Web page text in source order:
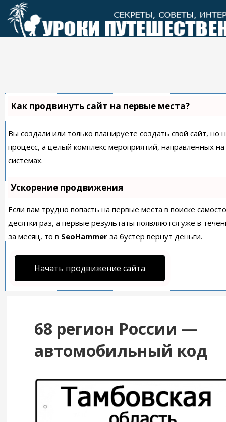
Перейти
контенту
Как продвинуть сайт на первые места?
Вы создали или только планируете создать свой сайт,
процесс, а целый комплекс мероприятий, направленных
системах.
Ускорение продвижения
Если вам трудно попасть на первые места в поиске
десятки раз, а первые результаты появляются уже в
за месяц, то в SeoHammer за бустер вернут деньги.
Начать продвижение сайта
68 регион России —
автомобильный код